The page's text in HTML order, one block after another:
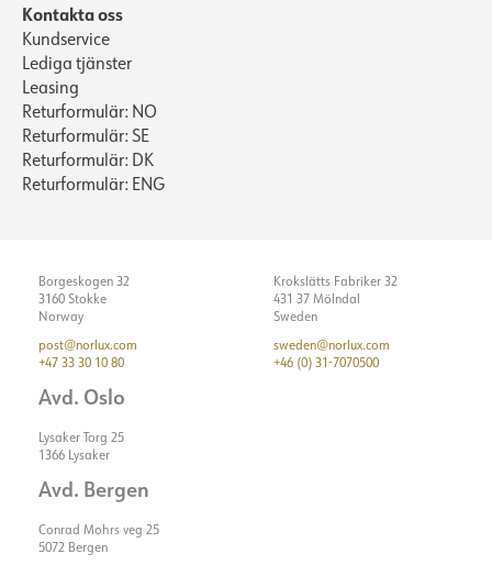
Kontakta oss
Kundservice
Lediga tjänster
Leasing
Returformulär: NO
Returformulär: SE
Returformulär: DK
Returformulär: ENG
Borgeskogen 32
3160 Stokke
Norway
post@norlux.com
+47 33 30 10 80
Avd. Oslo
Lysaker Torg 25
1366 Lysaker
Avd. Bergen
Conrad Mohrs veg 25
5072 Bergen
Krokslätts Fabriker 32
431 37 Mölndal
Sweden
sweden@norlux.com
+46 (0) 31-7070500